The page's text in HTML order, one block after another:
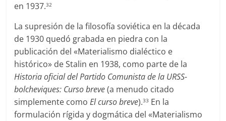
en 1937.32
La supresión de la filosofía soviética en la década
de 1930 quedó grabada en piedra con la
publicación del «Materialismo dialéctico e
histórico» de Stalin en 1938, como parte de la
Historia oficial del Partido Comunista de la URSS-
bolcheviques: Curso breve(a menudo citado
simplemente comoEl curso breve).33 En la
formulación rígida y dogmática del «Materialismo